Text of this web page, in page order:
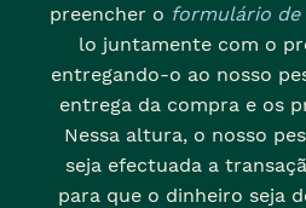
preencher o formulário de
lo juntamente com o
entregando-o ao nosso
entrega da compra e os
Nessa altura, o nosso
seja efectuada a
para que o dinheiro seja